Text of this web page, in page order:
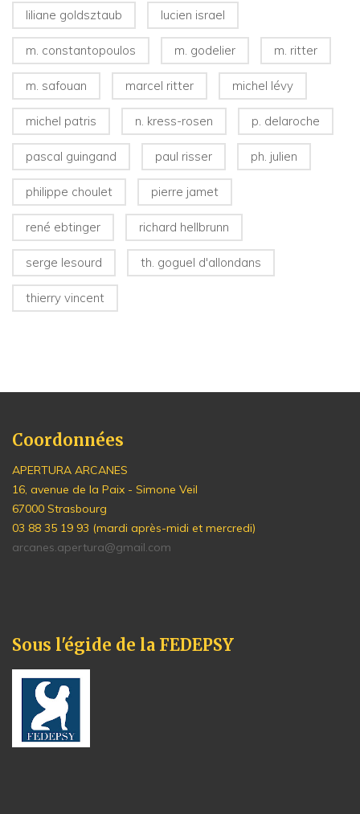
liliane goldsztaub lucien israel
m. constantopoulos m. godelier m. ritter
m. safouan marcel ritter michel lévy
michel patris n. kress-rosen p. delaroche
pascal guingand paul risser ph. julien
philippe choulet pierre jamet
rené ebtinger richard hellbrunn
serge lesourd th. goguel d'allondans
thierry vincent
Coordonnées
APERTURA ARCANES
16, avenue de la Paix - Simone Veil
67000 Strasbourg
03 88 35 19 93 (mardi après-midi et mercredi)
arcanes.apertura@gmail.com
Sous l'égide de la FEDEPSY